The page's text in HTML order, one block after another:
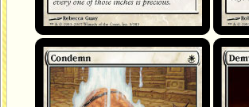
Condamnation